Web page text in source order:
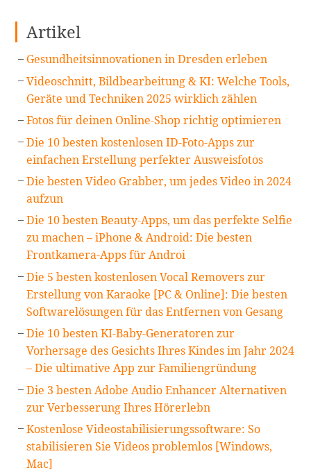
Artikel
Gesundheitsinnovationen in Dresden erleben
Videoschnitt, Bildbearbeitung & KI: Welche Tools,
Geräte und Techniken 2025 wirklich zählen
Fotos für deinen Online-Shop richtig optimieren
Die 10 besten kostenlosen ID-Foto-Apps zur
einfachen Erstellung perfekter Ausweisfotos
Die besten Video Grabber, um jedes Video in 2024
aufzun
Die 10 besten Beauty-Apps, um das perfekte Selfie
zu machen – iPhone & Android: Die besten
Frontkamera-Apps für Androi
Die 5 besten kostenlosen Vocal Removers zur
Erstellung von Karaoke [PC & Online]: Die besten
Softwarelösungen für das Entfernen von Gesang
Die 10 besten KI-Baby-Generatoren zur
Vorhersage des Gesichts Ihres Kindes im Jahr 2024
– Die ultimative App zur Familiengründung
Die 3 besten Adobe Audio Enhancer Alternativen
zur Verbesserung Ihres Hörerlebn
Kostenlose Videostabilisierungssoftware: So
stabilisieren Sie Videos problemlos [Windows,
Mac]